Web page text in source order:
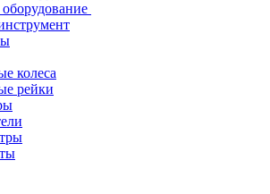
оборудование
колеса
рейки